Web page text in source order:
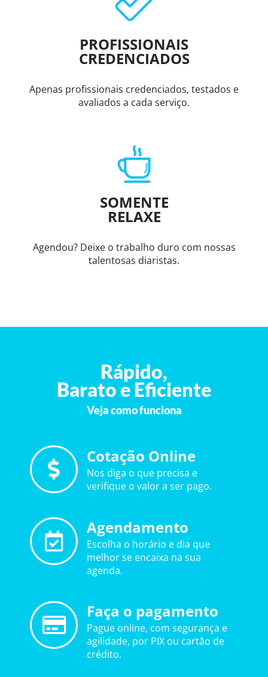
PROFISSIONAIS
CREDENCIADOS
Apenas profissionais credenciados, testados e
avaliados a cada serviço.
SOMENTE
RELAXE
Agendou? Deixe o trabalho duro com nossas
talentosas diaristas.
Rápido,
Barato e Eficiente
Veja como funciona
Cotação Online
Nos diga o que precisa e
verifique o valor a ser pago.
Agendamento
Escolha o horário e dia que
melhor se encaixa na sua
agenda.
Faça o pagamento
Pague online, com segurança e
agilidade, por PIX ou cartão de
crédito.